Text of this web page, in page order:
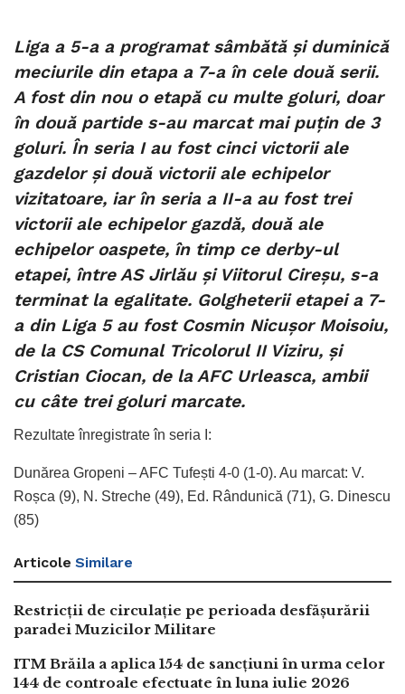
Liga a 5-a a programat sâmbătă și duminică
meciurile din etapa a 7-a în cele două serii.
A fost din nou o etapă cu multe goluri, doar
în două partide s-au marcat mai puțin de 3
goluri. În seria I au fost cinci victorii ale
gazdelor și două victorii ale echipelor
vizitatoare, iar în seria a II-a au fost trei
victorii ale echipelor gazdă, două ale
echipelor oaspete, în timp ce derby-ul
etapei, între AS Jirlău și Viitorul Cireșu, s-a
terminat la egalitate. Golgheterii etapei a 7-
a din Liga 5 au fost Cosmin Nicușor Moisoiu,
de la CS Comunal Tricolorul II Viziru, și
Cristian Ciocan, de la AFC Urleasca, ambii
cu câte trei goluri marcate.
Rezultate înregistrate în seria I:
Dunărea Gropeni – AFC Tufești 4-0 (1-0). Au marcat: V.
Roșca (9), N. Streche (49), Ed. Rândunică (71), G. Dinescu
(85)
Articole Similare
Restricții de circulație pe perioada desfășurării
paradei Muzicilor Militare
ITM Brăila a aplica 154 de sancțiuni în urma celor
144 de controale efectuate în luna iulie 2026